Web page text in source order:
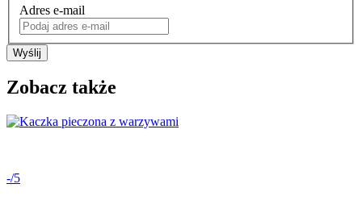
Adres e-mail
Wyślij
Zobacz także
-/5